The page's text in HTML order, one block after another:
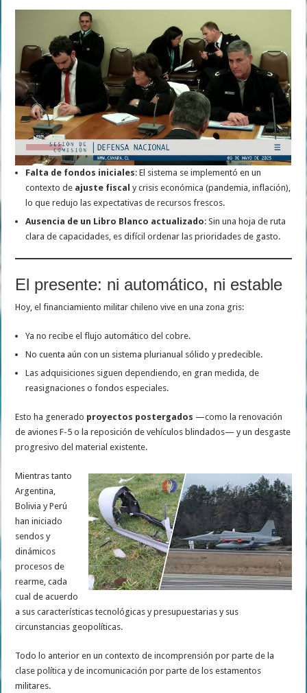
Falta de fondos iniciales: El sistema se implementó en un
contexto de ajuste fiscal y crisis económica (pandemia, inflación),
lo que redujo las expectativas de recursos frescos.
Ausencia de un Libro Blanco actualizado: Sin una hoja de ruta
clara de capacidades, es difícil ordenar las prioridades de gasto.
El presente: ni automático, ni estable
Hoy, el financiamiento militar chileno vive en una zona gris:
Ya no recibe el flujo automático del cobre.
No cuenta aún con un sistema plurianual sólido y predecible.
Las adquisiciones siguen dependiendo, en gran medida, de
reasignaciones o fondos especiales.
Esto ha generado proyectos postergados —como la renovación
de aviones F-5 o la reposición de vehículos blindados— y un desgaste
progresivo del material existente.
Mientras tanto
Argentina,
Bolivia y Perú
han iniciado
sendos y
dinámicos
procesos de
rearme, cada
cual de acuerdo
a sus características tecnológicas y presupuestarias y sus
circunstancias geopolíticas.
Todo lo anterior en un contexto de incomprensión por parte de la
clase política y de incomunicación por parte de los estamentos
militares.